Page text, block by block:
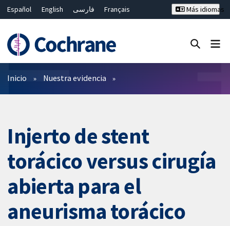
Español English فارسی
Français
Bahasa Malaysia
ไทย 繁體中文
Más idiomas
Filtros
Inicio Nuestra evidencia
Injerto de stent
torácico versus cirugía
abierta para el
aneurisma torácico